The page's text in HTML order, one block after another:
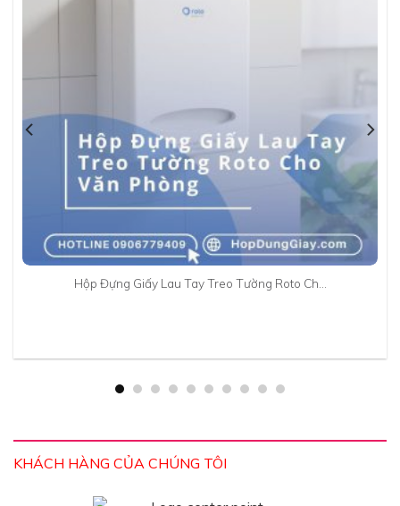
Hộp Đựng Giấy Lau Tay Treo Tường Roto Ch…
KHÁCH HÀNG CỦA CHÚNG TÔI